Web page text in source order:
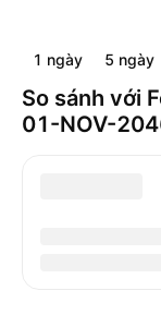
1 ngày 5 ngày
So sánh với
01-NOV-